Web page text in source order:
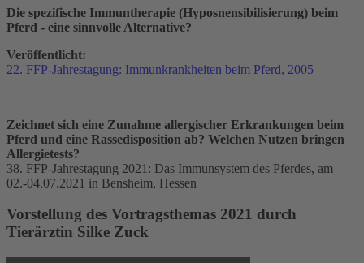
Die spezifische Immuntherapie (Hyposnensibilisierung) beim
Pferd - eine sinnvolle Alternative?
Veröffentlicht:
22. FFP-Jahrestagung: Immunkrankheiten beim Pferd, 2005
Zeichnet sich eine Zunahme allergischer Erkrankungen beim
Pferd und eine Rassedisposition ab? Welchen Nutzen bringen
Allergietests?
38. FFP-Jahrestagung 2021: Das Immunsystem des Pferdes, am
02.-04.07.2021 in Bensheim, Hessen
Vorstellung des Vortragsthemas 2021 durch
Tierärztin Silke Zuck